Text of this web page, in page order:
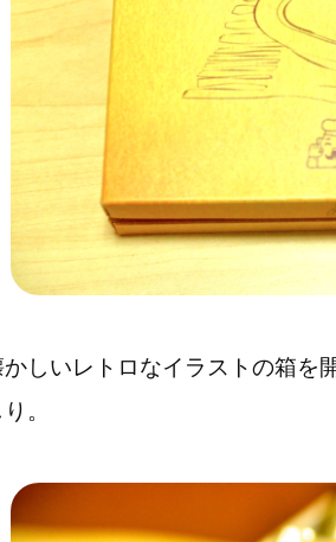
かしいレトロなイラストの箱を
。